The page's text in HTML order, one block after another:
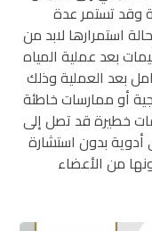
وقد تستمر عدة
استمرارها لابد من
بعد عملية المياه
بعد العملية وذلك
أو ممارسات خاطئة
خطيرة قد تصل إلى
بدون استشارة
من الأعضاء